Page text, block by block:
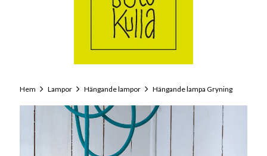
Hem Lampor Hängande lampor Hängande lampa Gryning